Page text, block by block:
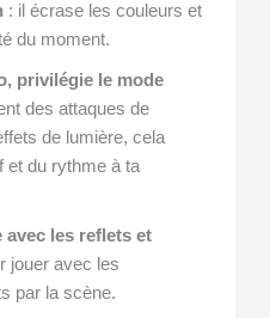
: il écrase les couleurs et
du moment.
privilégie le mode
des attaques de
de lumière, cela
et du rythme à ta
avec les reflets et
jouer avec les
par la scène.